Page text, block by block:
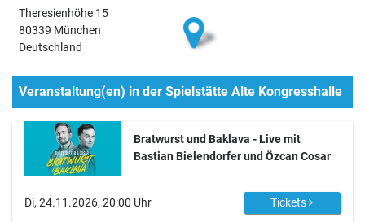
Theresienhöhe 15
80339 München
Deutschland
Veranstaltung(en) in der Spielstätte Alte Kongresshalle
Bratwurst und Baklava - Live mit
Bastian Bielendorfer und Özcan Cosar
Di, 24.11.2026, 20:00 Uhr Tickets